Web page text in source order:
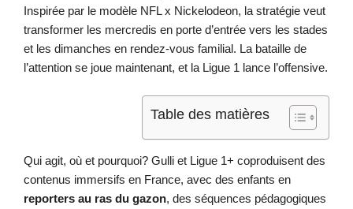
Inspirée par le modèle NFL x Nickelodeon, la stratégie veut
transformer les mercredis en porte d’entrée vers les stades
et les dimanches en rendez-vous familial. La bataille de
l’attention se joue maintenant, et la Ligue 1 lance l’offensive.
Table des matières
Qui agit, où et pourquoi? Gulli et Ligue 1+ coproduisent des
contenus immersifs en France, avec des enfants en
reporters au ras du gazon, des séquences pédagogiques